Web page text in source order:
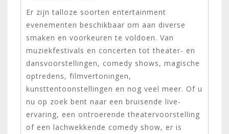
Er zijn talloze soorten entertainment
evenementen beschikbaar om aan diverse
smaken en voorkeuren te voldoen. Van
muziekfestivals en concerten tot theater- en
dansvoorstellingen, comedy shows, magische
optredens, filmvertoningen,
kunsttentoonstellingen en nog veel meer. Of u
nu op zoek bent naar een bruisende live-
ervaring, een ontroerende theatervoorstelling
of een lachwekkende comedy show, er is